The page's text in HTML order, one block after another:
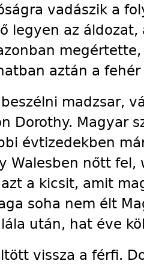
vadászik a
legyen az áldozat,
aztán a
madzsar,
Dorothy. Magyar
évtizedekben
Walesben nőtt fel,
a kicsit, amit
soha nem élt
után, hat éve
vissza a férfi.